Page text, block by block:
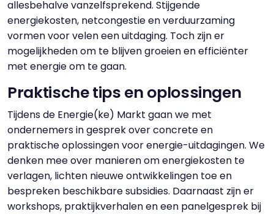
allesbehalve vanzelfsprekend. Stijgende
energiekosten, netcongestie en verduurzaming
vormen voor velen een uitdaging. Toch zijn er
mogelijkheden om te blijven groeien en efficiënter
met energie om te gaan.
Praktische tips en oplossingen
Tijdens de Energie(ke) Markt gaan we met
ondernemers in gesprek over concrete en
praktische oplossingen voor energie-uitdagingen. We
denken mee over manieren om energiekosten te
verlagen, lichten nieuwe ontwikkelingen toe en
bespreken beschikbare subsidies. Daarnaast zijn er
workshops, praktijkverhalen en een panelgesprek bij